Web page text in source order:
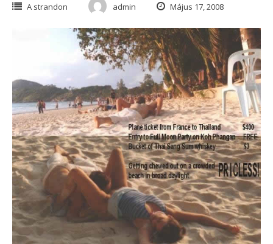
A strandon admin Május 17, 2008